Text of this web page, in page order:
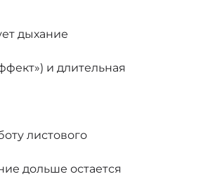
дыхание
и длительная
листового
дольше остается